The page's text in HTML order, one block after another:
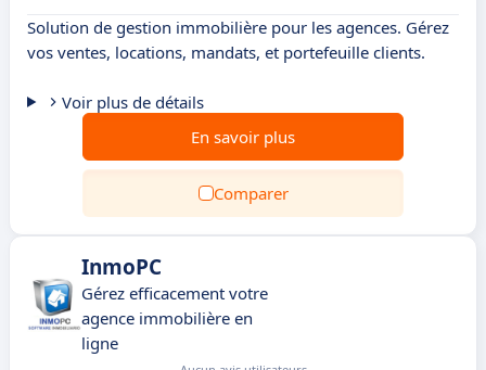
Solution de gestion immobilière pour les agences. Gérez
vos ventes, locations, mandats, et portefeuille clients.
Voir plus de détails
En savoir plus
Comparer
InmoPC
Gérez efficacement votre
agence immobilière en
ligne